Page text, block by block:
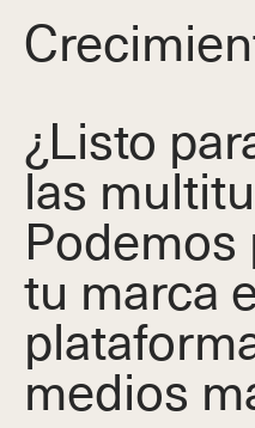
¿Listo
las
tu marca
medios